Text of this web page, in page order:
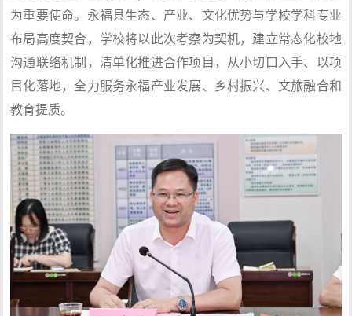
为重要使命。永福县生态、产业、文化优势与学校学科专业
布局高度契合，学校将以此次考察为契机，建立常态化校地
沟通联络机制，清单化推进合作项目，从小切口入手、以项
目化落地，全力服务永福产业发展、乡村振兴、文旅融合和
教育提质。